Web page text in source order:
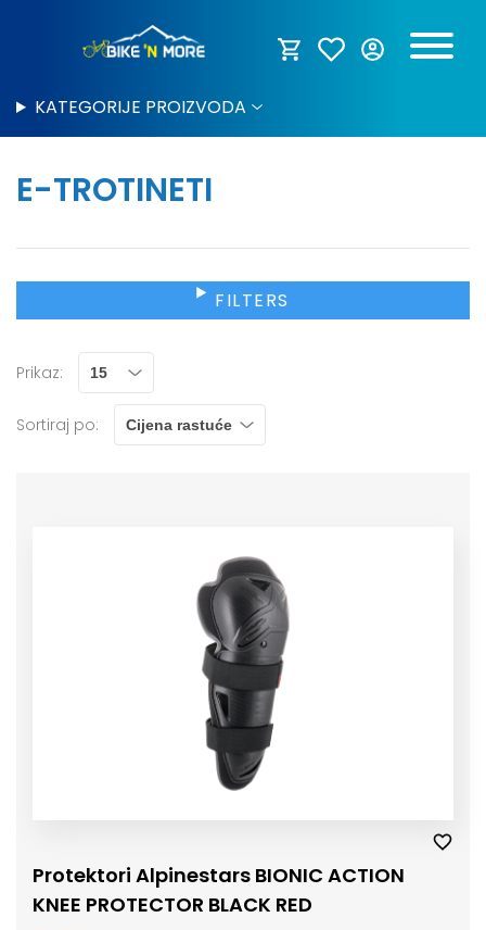
KATEGORIJE PROIZVODA
E-TROTINETI
FILTERS
Prikaz:
Sortiraj po:
Protektori Alpinestars BIONIC ACTION
KNEE PROTECTOR BLACK RED